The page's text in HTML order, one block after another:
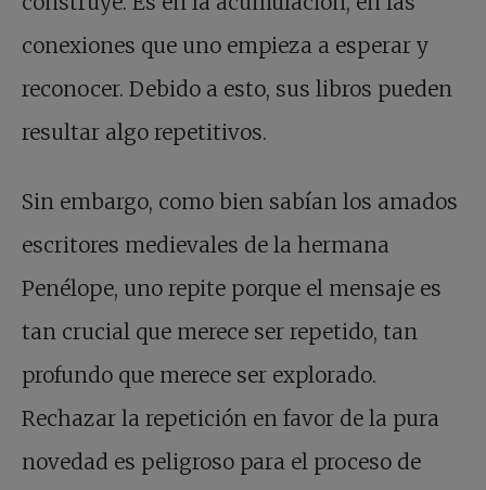
conexiones que uno empieza a esperar y
reconocer. Debido a esto, sus libros pueden
resultar algo repetitivos.
Sin embargo, como bien sabían los amados
escritores medievales de la hermana
Penélope, uno repite porque el mensaje es
tan crucial que merece ser repetido, tan
profundo que merece ser explorado.
Rechazar la repetición en favor de la pura
novedad es peligroso para el proceso de